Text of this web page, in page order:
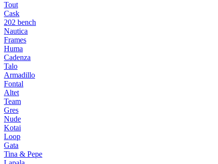
Tout
Cask
202 bench
Nautica
Frames
Huma
Cadenza
Talo
Armadillo
Fontal
Altet
Team
Gres
Nude
Kotai
Loop
Gata
Tina & Pepe